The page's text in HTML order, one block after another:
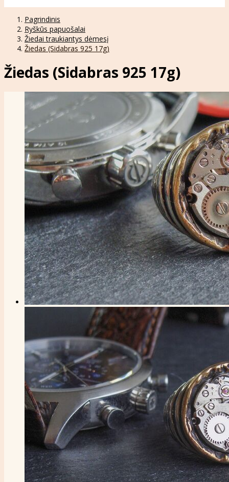
Pagrindinis
Ryškūs papuošalai
Žiedai traukiantys dėmesį
Žiedas (Sidabras 925 17g)
Žiedas (Sidabras 925 17g)